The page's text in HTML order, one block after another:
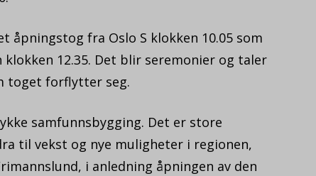
åpningstog fra Oslo S klokken 10.05 som
12.35. Det blir seremonier og taler
toget forflytter seg.
samfunnsbygging. Det er store
til vekst og nye muligheter i regionen,
i anledning åpningen av den